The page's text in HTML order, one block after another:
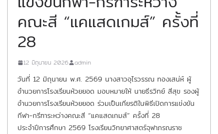
คณะสี “แคแสดเกมส์” ครั้งที่
28
12 มิถุนายน 2026 admin
วันที่ 12 มิถุนายน พ.ศ. 2569 นางสาวอุไรวรรณ ทองเสน่ห์ ผู้
อำนวยการโรงเรียนห้วยยอด มอบหมายให้ นายธีรวิทย์ สีสุข รองผู้
อำนวยการโรงเรียนห้วยยอด ร่วมเป็นเกียรติในพิธีเปิดการแข่งขัน
กีฬา-กรีฑาระหว่างคณะสี “แคแสดเกมส์” ครั้งที่ 28
ประจำปีการศึกษา 2569 โรงเรียนวิทยาศาสตร์จุฬาภรณราช